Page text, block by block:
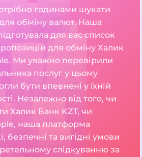
годинами шукати
обміну валют. Наша
для вас список
для обміну Халик
Ми уважно перевірили
послуг у цьому
бути впевнені у їхній
Незалежно від того, чи
Халик Банк KZT, чи
наша платформа
безпечні та вигідні умови
слідкуванню за